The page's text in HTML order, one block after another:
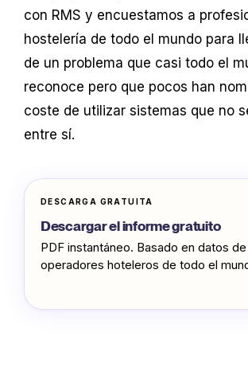
con RMS y encuestamos a
hostelería de todo el mundo para
de un problema que casi todo el
reconoce pero que pocos han
coste de utilizar sistemas que no
entre sí.
DESCARGA GRATUITA
Descargar el informe gratuito
PDF instantáneo. Basado en datos
operadores hoteleros de todo el